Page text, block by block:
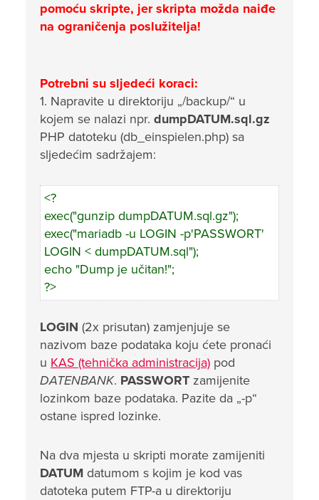
pomoću skripte, jer skripta možda naiđe
na ograničenja poslužitelja!
Potrebni su sljedeći koraci:
1. Napravite u direktoriju „/backup/“ u
kojem se nalazi npr. dumpDATUM.sql.gz
PHP datoteku (db_einspielen.php) sa
sljedećim sadržajem:
<?
exec("gunzip dumpDATUM.sql.gz");
exec("mariadb -u LOGIN -p'PASSWORT'
LOGIN < dumpDATUM.sql");
echo "Dump je učitan!";
?>
LOGIN (2x prisutan) zamjenjuje se
nazivom baze podataka koju ćete pronaći
u KAS (tehnička administracija) pod
DATENBANK. PASSWORT zamijenite
lozinkom baze podataka. Pazite da „-p“
ostane ispred lozinke.
Na dva mjesta u skripti morate zamijeniti
DATUM datumom s kojim je kod vas
datoteka putem FTP-a u direktoriju